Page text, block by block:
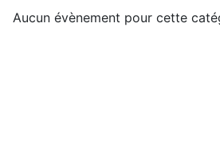
Aucun évènement pour cette